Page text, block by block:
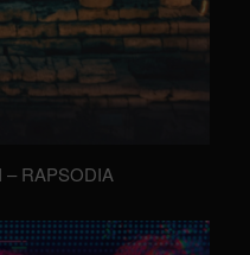
– RAPSODIA